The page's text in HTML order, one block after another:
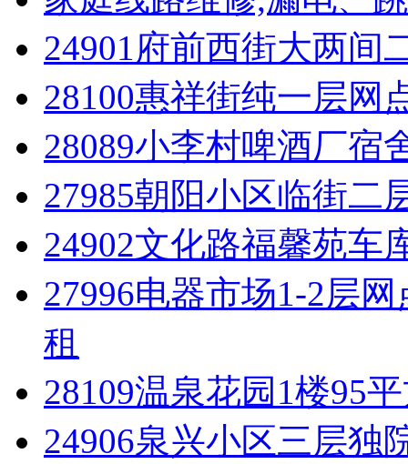
24901府前西街大两间
28100惠祥街纯一层网
28089小李村啤酒厂宿
27985朝阳小区临街二
24902文化路福馨苑车
27996电器市场1-2层
租
28109温泉花园1楼95
24906泉兴小区三层独